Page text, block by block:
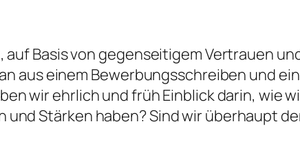
Basis von gegenseitigem Vertrauen
aus einem Bewerbungsschreiben und
wir ehrlich und früh Einblick darin, wie
und Stärken haben? Sind wir überhaupt